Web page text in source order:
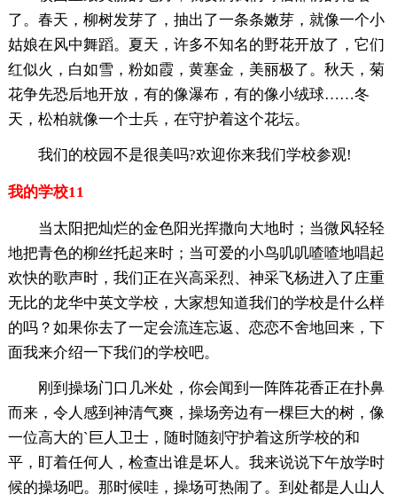
了。春天，柳树发芽了，抽出了一条条嫩芽，就像一个小
姑娘在风中舞蹈。夏天，许多不知名的野花开放了，它们
红似火，白如雪，粉如霞，黄塞金，美丽极了。秋天，菊
花争先恐后地开放，有的像瀑布，有的像小绒球……冬
天，松柏就像一个士兵，在守护着这个花坛。
我们的校园不是很美吗?欢迎你来我们学校参观!
我的学校11
当太阳把灿烂的金色阳光挥撒向大地时；当微风轻轻
地把青色的柳丝托起来时；当可爱的小鸟叽叽喳喳地唱起
欢快的歌声时，我们正在兴高采烈、神采飞杨进入了庄重
无比的龙华中英文学校，大家想知道我们的学校是什么样
的吗？如果你去了一定会流连忘返、恋恋不舍地回来，下
面我来介绍一下我们的学校吧。
刚到操场门口几米处，你会闻到一阵阵花香正在扑鼻
而来，令人感到神清气爽，操场旁边有一棵巨大的树，像
一位高大的`巨人卫士，随时随刻守护着这所学校的和
平，盯着任何人，检查出谁是坏人。我来说说下午放学时
候的操场吧。那时候哇，操场可热闹了。到处都是人山人